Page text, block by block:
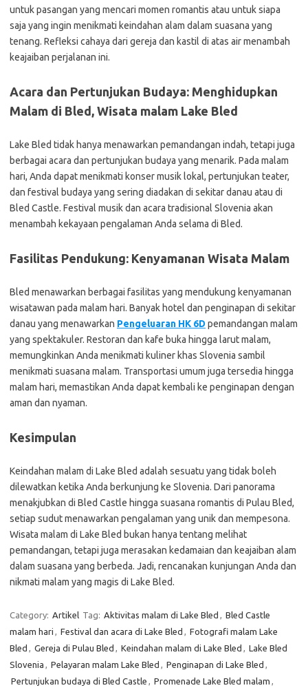
untuk pasangan yang mencari momen romantis atau untuk siapa
saja yang ingin menikmati keindahan alam dalam suasana yang
tenang. Refleksi cahaya dari gereja dan kastil di atas air menambah
keajaiban perjalanan ini.
Acara dan Pertunjukan Budaya: Menghidupkan
Malam di Bled, Wisata malam Lake Bled
Lake Bled tidak hanya menawarkan pemandangan indah, tetapi juga
berbagai acara dan pertunjukan budaya yang menarik. Pada malam
hari, Anda dapat menikmati konser musik lokal, pertunjukan teater,
dan festival budaya yang sering diadakan di sekitar danau atau di
Bled Castle. Festival musik dan acara tradisional Slovenia akan
menambah kekayaan pengalaman Anda selama di Bled.
Fasilitas Pendukung: Kenyamanan Wisata Malam
Bled menawarkan berbagai fasilitas yang mendukung kenyamanan
wisatawan pada malam hari. Banyak hotel dan penginapan di sekitar
danau yang menawarkan Pengeluaran HK 6D pemandangan malam
yang spektakuler. Restoran dan kafe buka hingga larut malam,
memungkinkan Anda menikmati kuliner khas Slovenia sambil
menikmati suasana malam. Transportasi umum juga tersedia hingga
malam hari, memastikan Anda dapat kembali ke penginapan dengan
aman dan nyaman.
Kesimpulan
Keindahan malam di Lake Bled adalah sesuatu yang tidak boleh
dilewatkan ketika Anda berkunjung ke Slovenia. Dari panorama
menakjubkan di Bled Castle hingga suasana romantis di Pulau Bled,
setiap sudut menawarkan pengalaman yang unik dan mempesona.
Wisata malam di Lake Bled bukan hanya tentang melihat
pemandangan, tetapi juga merasakan kedamaian dan keajaiban alam
dalam suasana yang berbeda. Jadi, rencanakan kunjungan Anda dan
nikmati malam yang magis di Lake Bled.
Category: Artikel Tag: Aktivitas malam di Lake Bled , Bled Castle
malam hari , Festival dan acara di Lake Bled , Fotografi malam Lake
Bled , Gereja di Pulau Bled , Keindahan malam di Lake Bled , Lake Bled
Slovenia , Pelayaran malam Lake Bled , Penginapan di Lake Bled ,
Pertunjukan budaya di Bled Castle , Promenade Lake Bled malam ,